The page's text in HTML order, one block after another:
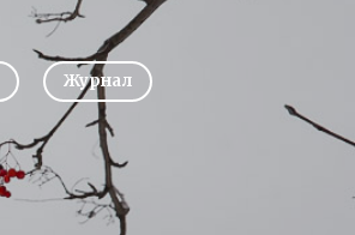
Журнал